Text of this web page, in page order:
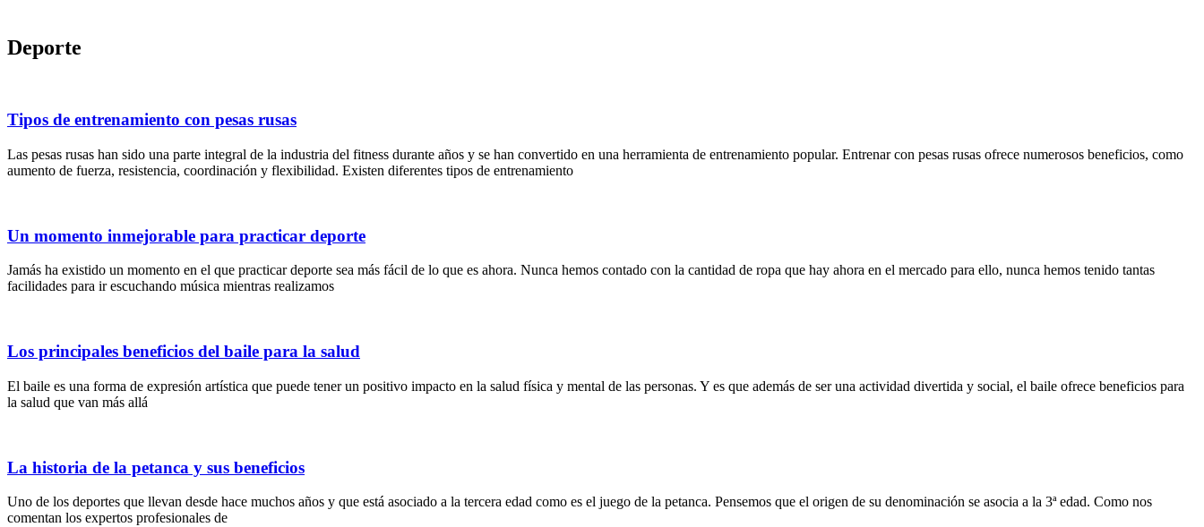
Deporte
Tipos de entrenamiento con pesas rusas
Las pesas rusas han sido una parte integral de la industria del fitness durante años y se han convertido en una herramienta de entrenamiento popular. Entrenar con pesas rusas ofrece numerosos beneficios, como
aumento de fuerza, resistencia, coordinación y flexibilidad. Existen diferentes tipos de entrenamiento
Un momento inmejorable para practicar deporte
Jamás ha existido un momento en el que practicar deporte sea más fácil de lo que es ahora. Nunca hemos contado con la cantidad de ropa que hay ahora en el mercado para ello, nunca hemos tenido tantas
facilidades para ir escuchando música mientras realizamos
Los principales beneficios del baile para la salud
El baile es una forma de expresión artística que puede tener un positivo impacto en la salud física y mental de las personas. Y es que además de ser una actividad divertida y social, el baile ofrece beneficios para
la salud que van más allá
La historia de la petanca y sus beneficios
Uno de los deportes que llevan desde hace muchos años y que está asociado a la tercera edad como es el juego de la petanca. Pensemos que el origen de su denominación se asocia a la 3ª edad. Como nos
comentan los expertos profesionales de